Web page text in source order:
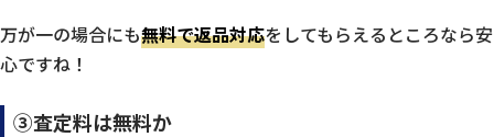
万が一の場合にも無料で返品対応をしてもらえるところなら安
心ですね！
③査定料は無料か